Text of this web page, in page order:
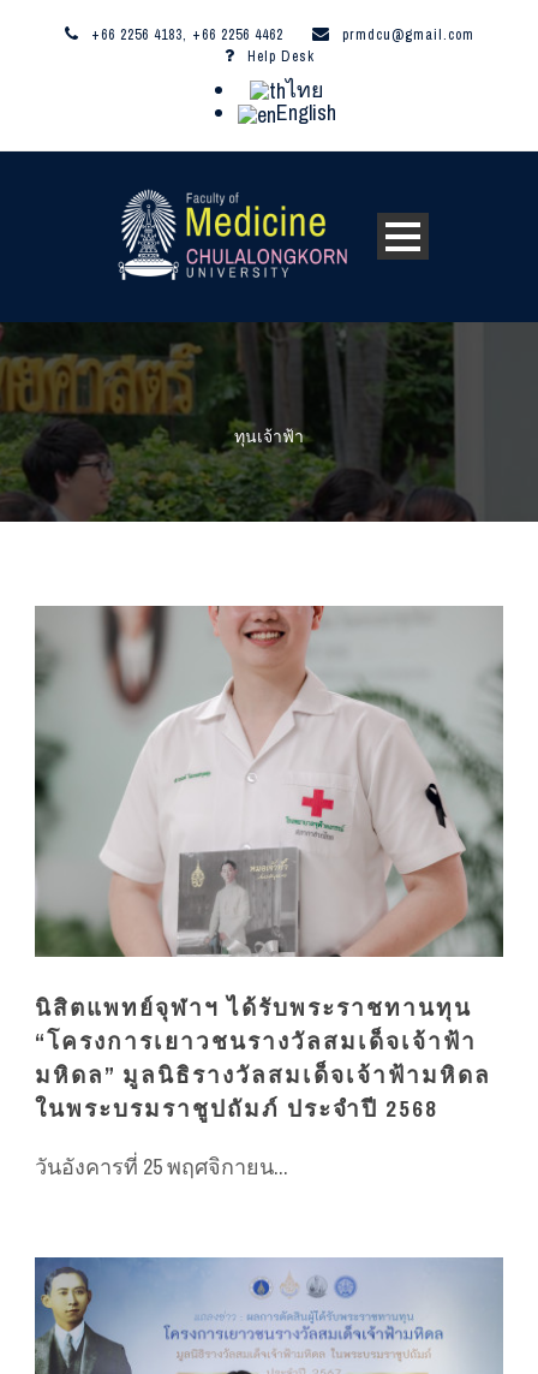
+66 2256 4183, +66 2256 4462
prmdcu@gmail.com
Help Desk
ไทย
English
ทุนเจ้าฟ้า
นิสิตแพทย์จุฬาฯ ได้รับพระราชทานทุน
“โครงการเยาวชนรางวัลสมเด็จเจ้าฟ้า
มหิดล” มูลนิธิรางวัลสมเด็จเจ้าฟ้ามหิดล
ในพระบรมราชูปถัมภ์ ประจำปี 2568
วันอังคารที่ 25 พฤศจิกายน...